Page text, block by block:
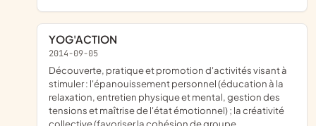
YOG'ACTION
2014-09-05
découverte, pratique et promotion d'activités visant à
stimuler : l'épanouissement personnel (éducation à la
relaxation, entretien physique et mental, gestion des
tensions et maîtrise de l'état émotionnel) ; la créativité
collective (favoriser la cohésion de groupe,